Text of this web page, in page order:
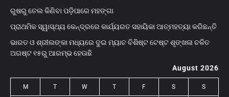
ରୁଷରୁ ତେଲ କିଣିବା ପଡ଼ିପାରେ ମହଙ୍ଗା
ପ୍ରାଥମିକ ସ୍ୱାସ୍ଥ୍ୟ କେନ୍ଦ୍ରରେ କାର୍ଯ୍ୟରତ ସହାୟିକା ଆତ୍ମହତ୍ୟା କରିଛନ୍ତି
ଭାରତ ଓ ଶ୍ରୀଲଙ୍କା ମଧ୍ୟରେ ଦୁଇ ମ୍ୟାଚ ବିଶିଷ୍ଟ ଟେଷ୍ଟ ଶୃଙ୍ଖଳା ଚଳିତ
ଅଗଷ୍ଟ ୧୫ରୁ ଆରମ୍ଭ ହେଊଛି
August 2026
M T W T F S S